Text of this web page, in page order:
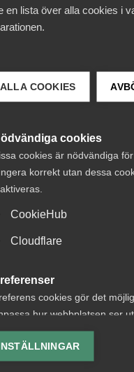
en lista över alla cookies i
COOKIES
cookies
cookies är nödvändiga
korrekt utan dessa
CookieHub
Cloudflare
cookies gör det
hur webbplatsen ser
av vald valuta, region,
cookies
DETTA?
framtidens